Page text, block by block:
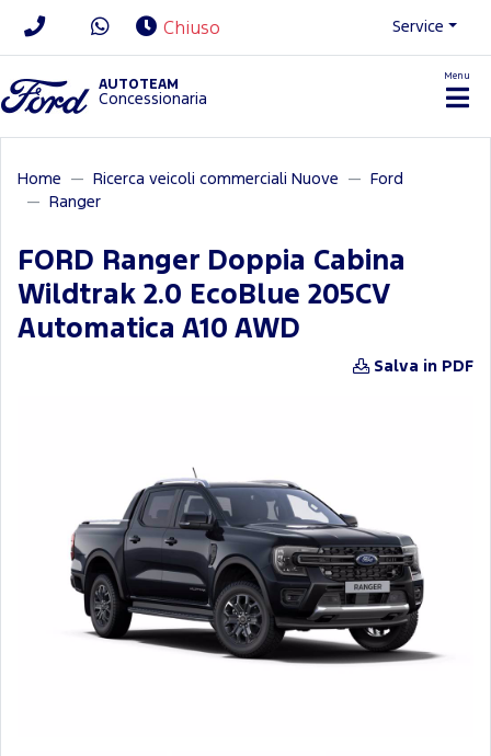
Chiuso Service
AUTOTEAM
Concessionaria
Menu
Home Ricerca veicoli commerciali Nuove
Ford
Ranger
FORD Ranger Doppia Cabina
Wildtrak 2.0 EcoBlue 205CV
Automatica A10 AWD
Salva in PDF